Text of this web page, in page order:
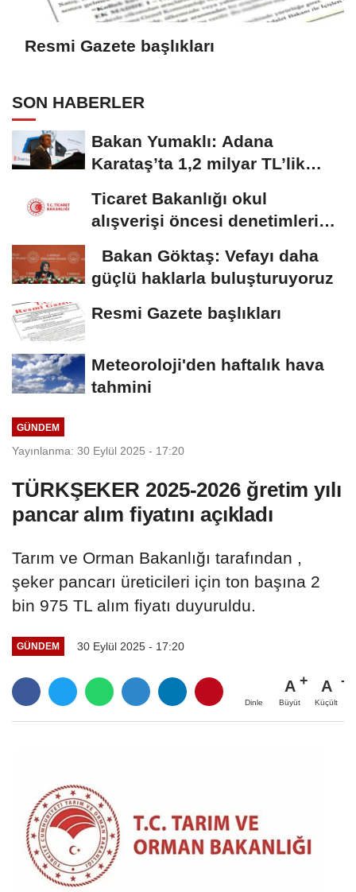
Resmi Gazete başlıkları
SON HABERLER
Bakan Yumaklı: Adana
Karataş’ta 1,2 milyar TL’lik
Ticaret Bakanlığı okul
alışverişi öncesi denetimleri
Bakan Göktaş: Vefayı daha
güçlü haklarla buluşturuyoruz
Resmi Gazete başlıkları
Meteoroloji'den haftalık hava
tahmini
GÜNDEM
Yayınlanma: 30 Eylül 2025 - 17:20
TÜRKŞEKER 2025-2026 ğretim yılı
pancar alım fiyatını açıkladı
Tarım ve Orman Bakanlığı tarafından ,
şeker pancarı üreticileri için ton başına 2
bin 975 TL alım fiyatı duyuruldu.
GÜNDEM 30 Eylül 2025 - 17:20
Dinle
A
Büyüt
A
Küçült